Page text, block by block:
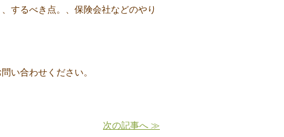
するべき点。、保険会社などのやり
い合わせください。
次の記事へ ≫